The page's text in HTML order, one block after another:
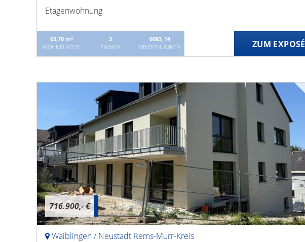
Etagenwohnung
63,70 m²
WOHNFLÄCHE
3
ZIMMER
6083_14
OBJEKTNUMMER
ZUM EXPOSÉ
716.900,- €
Waiblingen / Neustadt Rems-Murr-Kreis